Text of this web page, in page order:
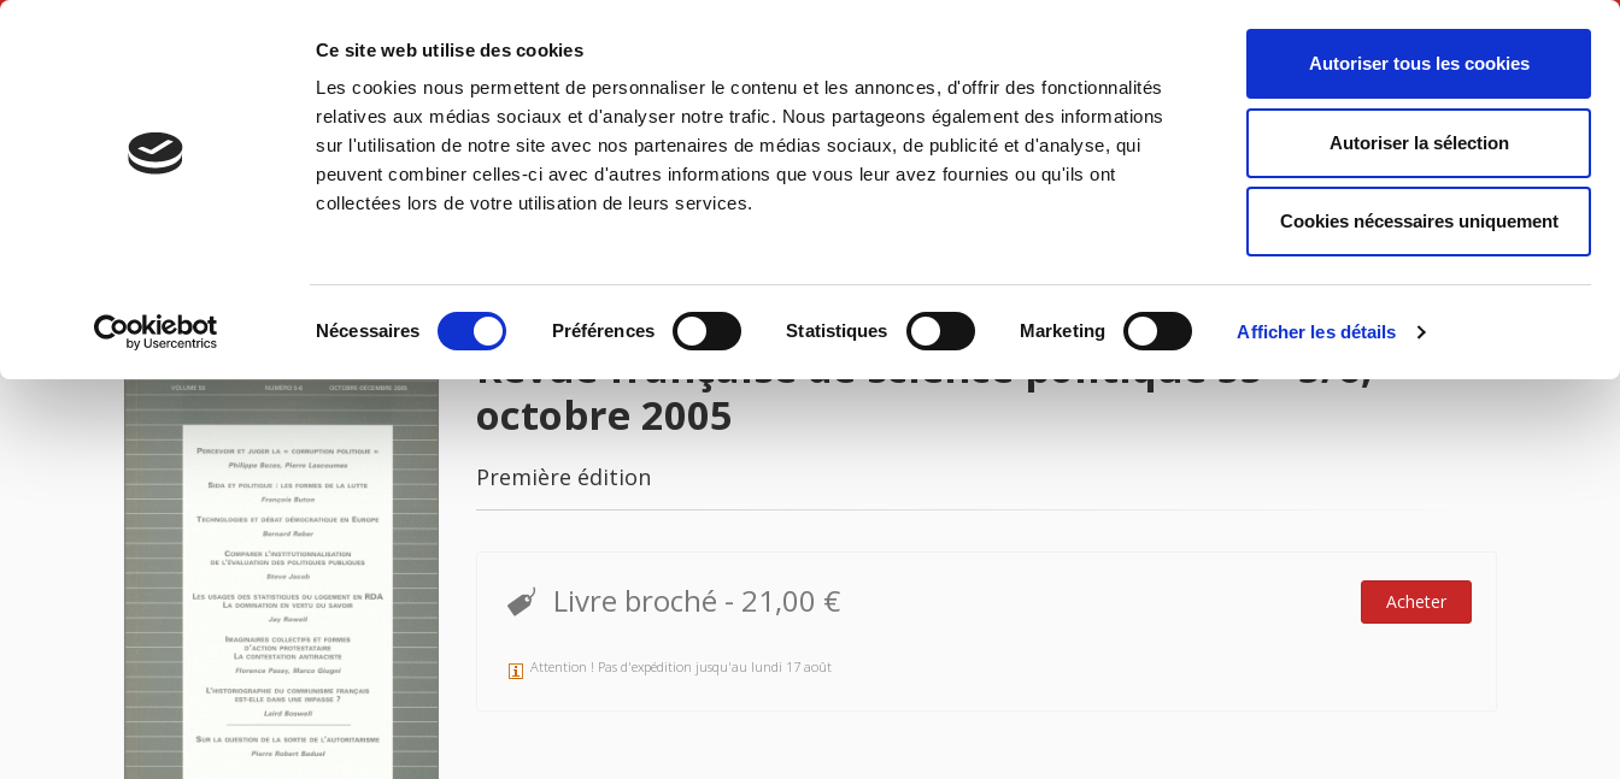
Ce site web utilise des cookies
Les cookies nous permettent de personnaliser le contenu et les annonces, d'offrir des fonctionnalités
relatives aux médias sociaux et d'analyser notre trafic. Nous partageons également des informations
sur l'utilisation de notre site avec nos partenaires de médias sociaux, de publicité et d'analyse, qui
peuvent combiner celles-ci avec d'autres informations que vous leur avez fournies ou qu'ils ont
collectées lors de votre utilisation de leurs services.
Nécessaires Préférences Statistiques Marketing Afficher les détails
Autoriser tous les cookies
Autoriser la sélection
Cookies nécessaires uniquement
Français
Accueil Environnement Histoire International Politique Société
Accueil Revue française de science politique 55 - 5/6, octobre 2005
Revue française de science politique 55 - 5/6,
octobre 2005
Première édition
Livre broché - 21,00 € Acheter
Attention ! Pas d'expédition jusqu'au lundi 17 août